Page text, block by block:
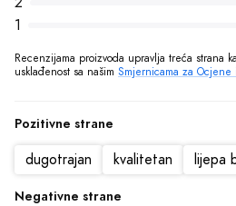
1
Recenzijama proizvoda upravlja treća strana
usklađenost sa našim Smjernicama za
Pozitivne strane
dugotrajan kvalitetan lijepa
Negativne strane